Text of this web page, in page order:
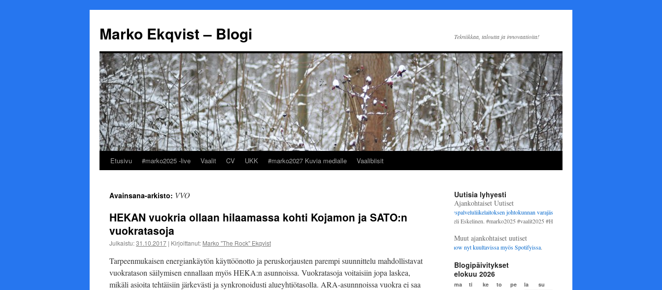
Marko Ekqvist – Blogi Tekniikkaa, taloutta ja innovaatioita!
Siirry
Etusivu #marko2025 -live Vaalit CV UKK #marko2027 Kuvia medialle Vaalibiisit
Avainsana-arkisto: VVO
HEKAN vuokria ollaan hilaamassa kohti Kojamon ja SATO:n
vuokratasoja
Julkaistu:31.10.2017 | Kirjoittanut: Marko "The Rock" Ekqvist
Tarpeenmukaisen energiankäytön käyttöönotto ja peruskorjausten parempi suunnittelu mahdollistavat
vuokratason säilymisen ennallaan myös HEKA:n asunnoissa. Vuokratasoja voitaisiin jopa laskea,
mikäli asioita tehtäisiin järkevästi ja synkronoidusti alueyhtiötasolla. ARA-asunnnoissa vuokra ei saa
Uutisia lyhyesti
Ajankohtaiset Uutiset
Marko Ekqvist Työllisyyspalveluliikelaitoksen johtokunnan varajäseneksi
jäsenenenämme toimii Heli Eskelinen. #marko2025 #vaalit2025 #Helsinki #perussuomalaiset
Muut ajankohtaiset uutiset
Marko Ekqvist – Talk Show nyt kuultavissa myösSpotifyissa.
Blogipäivitykset
elokuu 2026
ma ti ke to pe la su